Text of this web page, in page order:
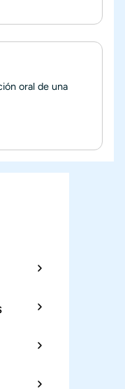
oral de una